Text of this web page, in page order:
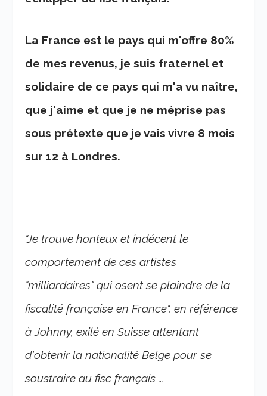
La France est le pays qui m'offre 80%
de mes revenus, je suis fraternel et
solidaire de ce pays qui m'a vu naître,
que j'aime et que je ne méprise pas
sous prétexte que je vais vivre 8 mois
sur 12 à Londres.
"Je trouve honteux et indécent le
comportement de ces artistes
"milliardaires" qui osent se plaindre de la
fiscalité française en France", en référence
à Johnny, exilé en Suisse attentant
d'obtenir la nationalité Belge pour se
soustraire au fisc français …